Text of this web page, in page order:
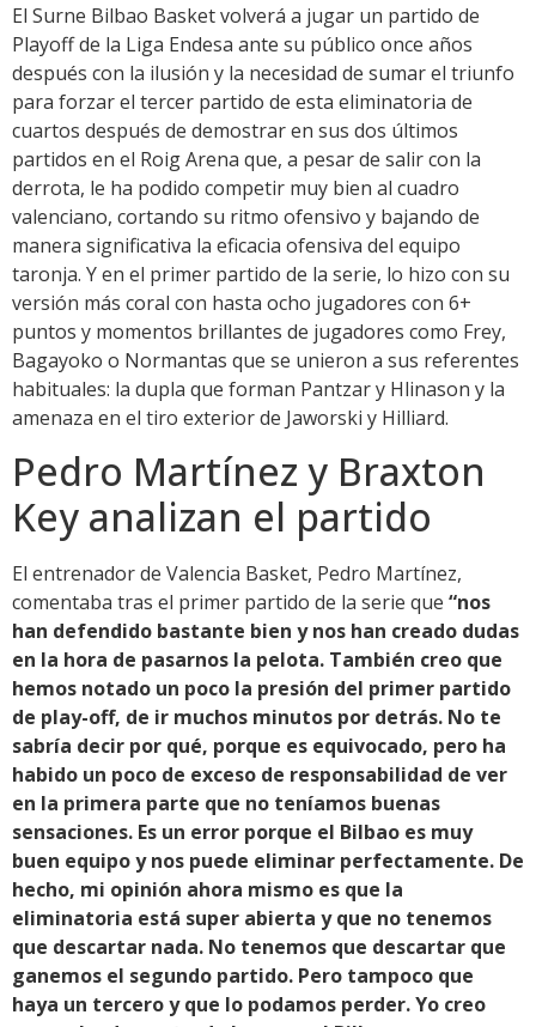
El Surne Bilbao Basket volverá a jugar un partido de
Playoff de la Liga Endesa ante su público once años
después con la ilusión y la necesidad de sumar el triunfo
para forzar el tercer partido de esta eliminatoria de
cuartos después de demostrar en sus dos últimos
partidos en el Roig Arena que, a pesar de salir con la
derrota, le ha podido competir muy bien al cuadro
valenciano, cortando su ritmo ofensivo y bajando de
manera significativa la eficacia ofensiva del equipo
taronja. Y en el primer partido de la serie, lo hizo con su
versión más coral con hasta ocho jugadores con 6+
puntos y momentos brillantes de jugadores como Frey,
Bagayoko o Normantas que se unieron a sus referentes
habituales: la dupla que forman Pantzar y Hlinason y la
amenaza en el tiro exterior de Jaworski y Hilliard.
Pedro Martínez y Braxton
Key analizan el partido
El entrenador de Valencia Basket, Pedro Martínez,
comentaba tras el primer partido de la serie que “nos
han defendido bastante bien y nos han creado dudas
en la hora de pasarnos la pelota. También creo que
hemos notado un poco la presión del primer partido
de play-off, de ir muchos minutos por detrás. No te
sabría decir por qué, porque es equivocado, pero ha
habido un poco de exceso de responsabilidad de ver
en la primera parte que no teníamos buenas
sensaciones. Es un error porque el Bilbao es muy
buen equipo y nos puede eliminar perfectamente. De
hecho, mi opinión ahora mismo es que la
eliminatoria está super abierta y que no tenemos
que descartar nada. No tenemos que descartar que
ganemos el segundo partido. Pero tampoco que
haya un tercero y que lo podamos perder. Yo creo